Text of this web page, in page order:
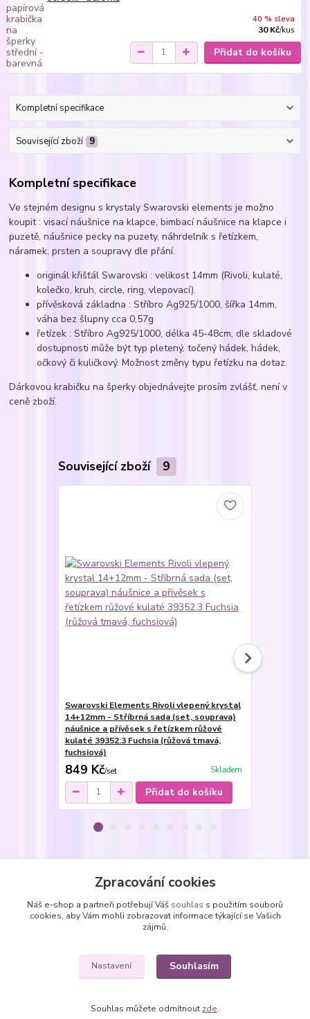
40 % sleva
30 Kč/kus
Přidat do košíku
Kompletní specifikace
Související zboží 9
Kompletní specifikace
Ve stejném designu s krystaly Swarovski elements je možno
koupit : visací náušnice na klapce, bimbací náušnice na klapce i
puzetě, náušnice pecky na puzety, náhrdelník s řetízkem,
náramek, prsten a soupravy dle přání.
originál křišťál Swarovski : velikost 14mm (Rivoli, kulaté,
kolečko, kruh, circle, ring, vlepovací).
přívěsková základna : Stříbro Ag925/1000, šířka 14mm,
váha bez šlupny cca 0,57g
řetízek : Stříbro Ag925/1000, délka 45-48cm, dle skladové
dostupnosti může být typ pletený, točený hádek, hádek,
očkový či kuličkový. Možnost změny typu řetízku na dotaz.
Dárkovou krabičku na šperky objednávejte prosím zvlášť, není v
ceně zboží.
Související zboží 9
Swarovski Elements Rivoli vlepený krystal
14+12mm - Stříbrná sada (set, souprava)
náušnice a přívěsek s řetízkem růžové
kulaté 39352.3 Fuchsia (růžová tmavá,
fuchsiová)
849 Kč/set Skladem
Přidat do košíku
Zboží zařazeno v kategoriích
Náhrdelníky
Náhrdelníky - vlepené SWAROVSKI krystaly
Zpracování cookies
Náš e-shop a partneři potřebují Váš souhlas s použitím souborů
cookies, aby Vám mohli zobrazovat informace týkající se Vašich
zájmů.
Nastavení Souhlasím
Souhlas můžete odmítnout zde.